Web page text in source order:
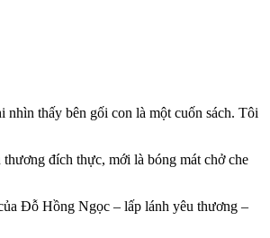
thấy bên gối con là một cuốn sách. Tôi
đích thực, mới là bóng mát chở che
Đỗ Hồng Ngọc – lấp lánh yêu thương –